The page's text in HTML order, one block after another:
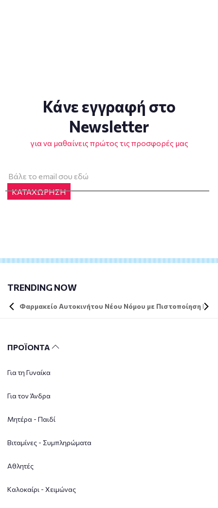
Κάνε εγγραφή στο
Newsletter
για να μαθαίνεις πρώτος τις προσφορές μας
ΚΑΤΑΧΩΡΗΣΗ
TRENDING NOW
Φαρμακείο Αυτοκινήτου Νέου Νόμου με Πιστοποίηση DIN
ΠΡΟΪΟΝΤΑ
Για τη Γυναίκα
Για τον Άνδρα
Μητέρα - Παιδί
Βιταμίνες - Συμπληρώματα
Αθλητές
Καλοκαίρι - Χειμώνας